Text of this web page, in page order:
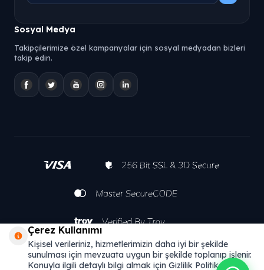
Sosyal Medya
Takipçilerimize özel kampanyalar için sosyal medyadan bizleri
takip edin.
Çerez Kullanımı
Kişisel verileriniz, hizmetlerimizin daha iyi bir şekilde
sunulması için mevzuata uygun bir şekilde toplanıp işlenir.
Konuyla ilgili detaylı bilgi almak için Gizlilik Politikamızı